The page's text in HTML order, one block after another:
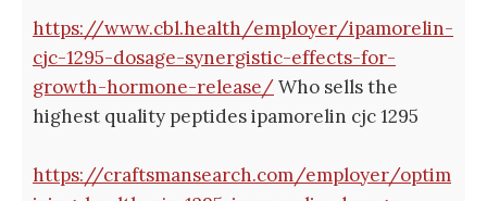
https://www.cbl.health/employer/ipamorelin-
cjc-1295-dosage-synergistic-effects-for-
growth-hormone-release/Who sells the
highest quality peptides ipamorelin cjc 1295
https://craftsmansearch.com/employer/optim